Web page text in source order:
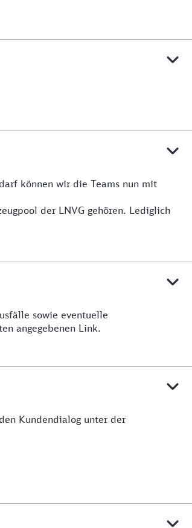
können wir die Teams nun mit
der LNVG gehören. Lediglich
sowie eventuelle
angegebenen Link.
Kundendialog unter der